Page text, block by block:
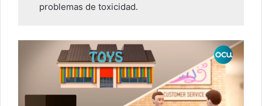
problemas de toxicidad.